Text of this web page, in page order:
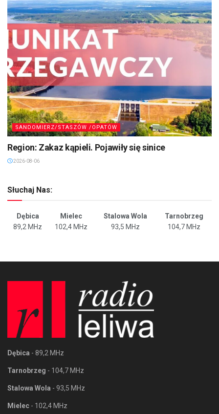
SANDOMIERZ/STASZÓW /OPATÓW
Region: Zakaz kąpieli. Pojawiły się sinice
2026-08-06
Słuchaj Nas:
Dębica Mielec Stalowa Wola
Tarnobrzeg
89,2 MHz
102,4 MHz 93,5 MHz 104,7 MHz
Dębica - 89,2 MHz
Tarnobrzeg - 104,7 MHz
Stalowa Wola - 93,5 MHz
Mielec - 102,4 MHz